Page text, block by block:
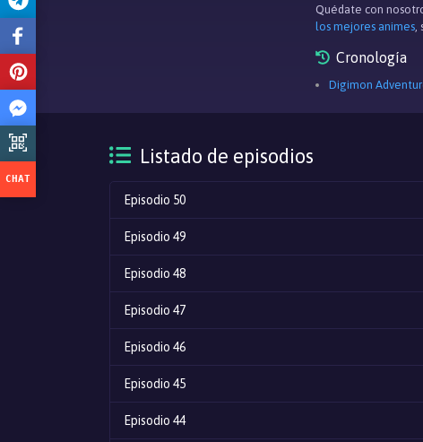
Quédate con
los mejores animes,
Cronología
Digimon
Listado de episodios
Episodio 50
Episodio 49
Episodio 48
Episodio 47
Episodio 46
Episodio 45
Episodio 44